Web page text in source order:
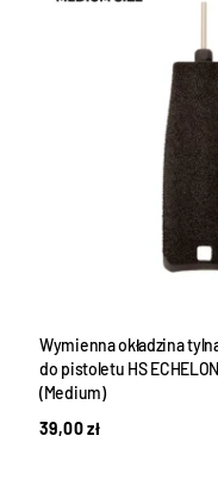
Wymienna okładzina
do pistoletu HS
(Medium)
39,00zł